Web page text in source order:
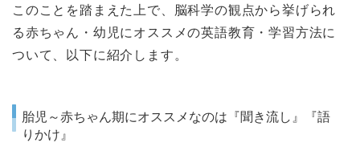
このことを踏まえた上で、脳科学の観点から挙げられ
る赤ちゃん・幼児にオススメの英語教育・学習方法に
ついて、以下に紹介します。
胎児～赤ちゃん期にオススメなのは『聞き流し』『語
りかけ』